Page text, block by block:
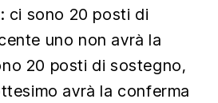
ci sono 20 posti di
uno non avrà la
20 posti di sostegno,
avrà la conferma